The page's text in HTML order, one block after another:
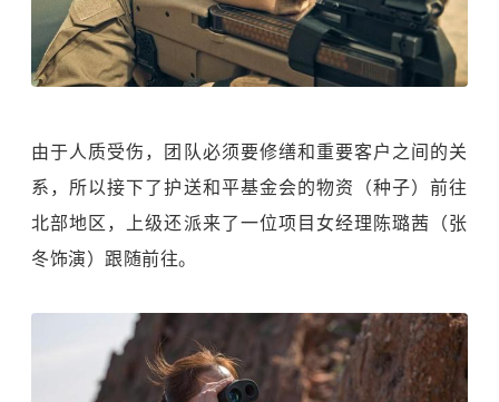
由于人质受伤，团队必须要修缮和重要客户之间的关
系，所以接下了护送和平基金会的物资（种子）前往
北部地区，上级还派来了一位项目女经理陈璐茜（张
冬饰演）跟随前往。